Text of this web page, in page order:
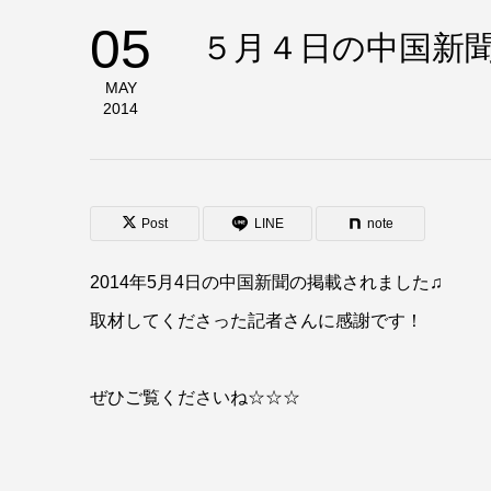
05
MAY
2014
５月４日の中国新
Post LINE note
2014年5月4日の中国新聞の掲載されました♫
取材してくださった記者さんに感謝です！
ぜひご覧くださいね☆☆☆